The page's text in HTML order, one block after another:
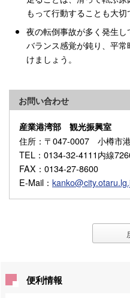
もって行動することも大切
夜の転倒事故が多く発生し
バランス感覚が鈍り、平
けましょう。
お問い合わせ
産業港湾部 観光振興室
住所 ：〒047-0007 小樽市
TEL ：0134-32-4111内線
FAX ：0134-27-8600
E-Mail ：
便利情報